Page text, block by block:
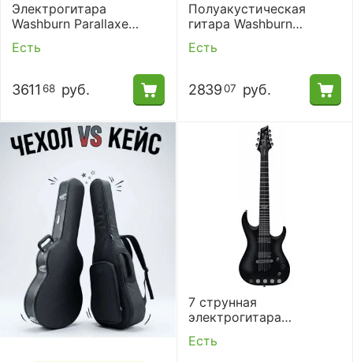
Электрогитара
Washburn Parallaxe
PXM18EB
Есть
3611 68 руб.
Полуакустическая
гитара Washburn
HB30TSK
Есть
2839 07 руб.
7 струнная
электрогитара
Есть